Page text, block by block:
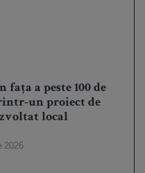
a peste 100 de
un proiect de
local
2026